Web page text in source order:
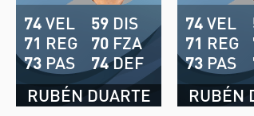
RUBÉN DUARTE
74VEL
71 REG
73 PAS
59 DIS
70 FZA
74DEF
RUBÉN
74VEL
71 REG
73 PAS